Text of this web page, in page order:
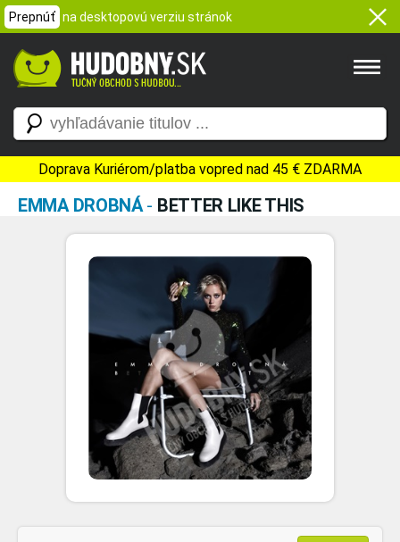
Prepnúť na desktopovú verziu stránok
Doprava Kuriérom/platba vopred nad 45 € ZDARMA
EMMA DROBNÁ- BETTER LIKE THIS